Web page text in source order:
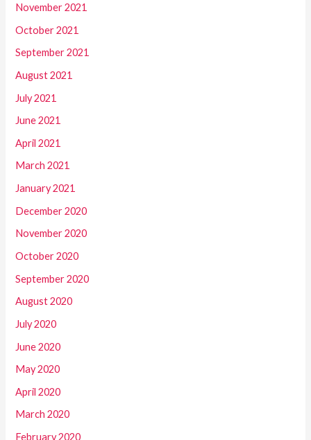
November 2021
October 2021
September 2021
August 2021
July 2021
June 2021
April 2021
March 2021
January 2021
December 2020
November 2020
October 2020
September 2020
August 2020
July 2020
June 2020
May 2020
April 2020
March 2020
February 2020